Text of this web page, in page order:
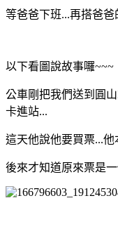
等爸爸下班...再搭爸爸
以下看圖說故事囉~~~
公車剛把我們送到圓
卡進站...
這天他說他要買票...
後來才知道原來票是